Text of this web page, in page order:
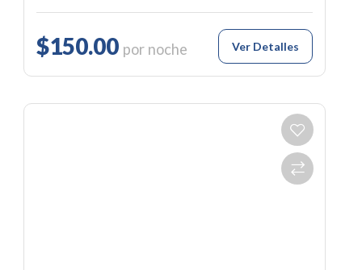
$150.00 por noche Ver Detalles